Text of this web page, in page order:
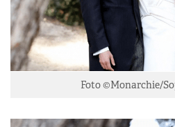
Foto ©Monarchie/